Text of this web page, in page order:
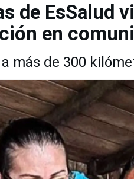
de EsSalud
en
más de 300